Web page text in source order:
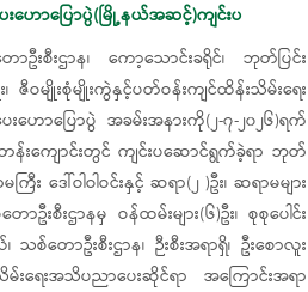
ဟောပြောပွဲ(မြို့နယ်အဆင့်)ကျင်းပ
ဦးစီးဌာန၊ ကော့သောင်းခရိုင်၊ ဘုတ်ပြင်း
ဝမျိုးစုံမျိုးကွဲနှင့်ပတ်ဝန်းကျင်ထိန်းသိမ်းရေး
ာပြောပွဲ အခမ်းအနားကို(၂-၇-၂၀၂၆)ရက်
န်းကျောင်းတွင် ကျင်းပဆောင်ရွက်ခဲ့ရာ ဘုတ်​
ဒေါ်ဝါဝါဝင်းနှင့် ဆရာ(၂ )ဦး၊ ဆရာမများ
ာဦးစီးဌာနမှ ဝန်ထမ်းများ(၆)ဦး၊ စုစုပေါင်း
တောဦးစီးဌာန၊ ဉီးစီးအရာရှိ၊ ဦး​စောလူး
မ်းရေးအသိပညာပေးဆိုင်ရာ အကြောင်းအရာ